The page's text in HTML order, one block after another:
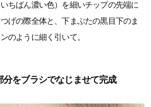
ちばん濃い色）を細いチップの先端に
げの際全体と、下まぶたの黒目下のま
のように細く引いて。
分をブラシでなじませて完成